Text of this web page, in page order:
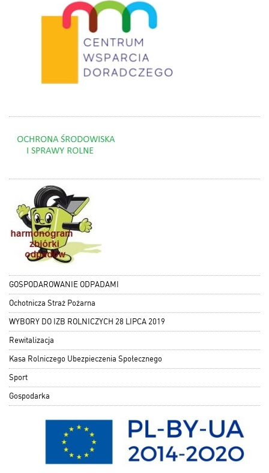
GOSPODAROWANIE ODPADAMI
Ochotnicza Straż Pożarna
WYBORY DO IZB ROLNICZYCH 28 LIPCA 2019
Rewitalizacja
Kasa Rolniczego Ubezpieczenia Społecznego
Sport
Gospodarka